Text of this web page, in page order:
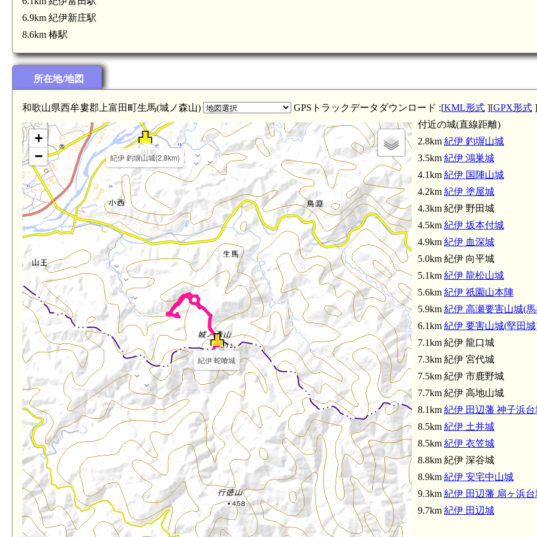
6.9km 紀伊新庄駅
8.6km 椿駅
所在地/地図
和歌山県西牟婁郡上富田町生馬(城ノ森山) GPSトラックデータダウンロード :[KML形式 ][GPX形式 ]
紀伊 蛇喰城
紀伊 釣塀山城(2.8km)
+
−
付近の城(直線距離)
2.8km 紀伊 釣塀山城
3.5km 紀伊 鴻巣城
4.1km 紀伊 国陣山城
4.2km 紀伊 塗屋城
4.3km 紀伊 野田城
4.5km 紀伊 坂本付城
4.9km 紀伊 血深城
5.0km 紀伊 向平城
5.1km 紀伊 龍松山城
5.6km 紀伊 祇園山本陣
5.9km 紀伊 高瀬要害山城(
6.1km 紀伊 要害山城(堅田
7.1km 紀伊 龍口城
7.3km 紀伊 宮代城
7.5km 紀伊 市鹿野城
7.7km 紀伊 高地山城
8.1km 紀伊 田辺藩 神子浜台
8.5km 紀伊 土井城
8.5km 紀伊 衣笠城
8.8km 紀伊 深谷城
8.9km 紀伊 安宅中山城
9.3km 紀伊 田辺藩 扇ヶ浜台
9.7km 紀伊 田辺城